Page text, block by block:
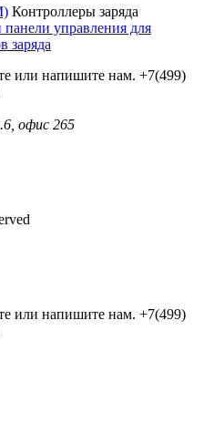
Контроллеры заряда
управления для
заряда
или напишите нам. +7(499)
офис 265
или напишите нам. +7(499)